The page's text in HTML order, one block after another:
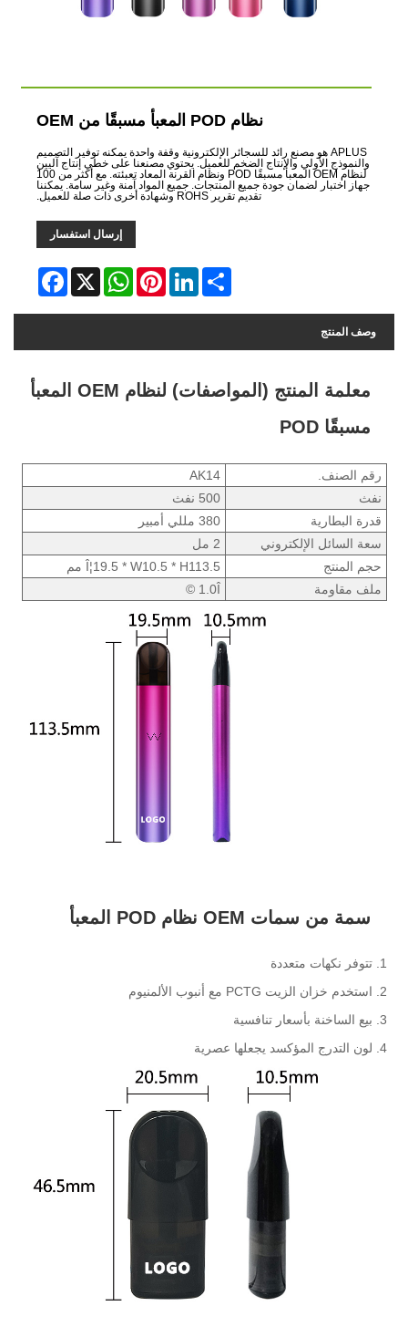
نظام POD المعبأ مسبقًا من OEM
APLUS هو مصنع رائد للسجائر الإلكترونية وقفة واحدة يمكنه توفير التصميم
والنموذج الأولي والإنتاج الضخم للعميل. يحتوي مصنعنا على خطي إنتاج آليين
لنظام OEM المعبأ مسبقًا POD ونظام القرنة المعاد تعبئته. مع أكثر من 100
جهاز اختبار لضمان جودة جميع المنتجات. جميع المواد آمنة وغير سامة. يمكننا
تقديم تقرير ROHS وشهادة أخرى ذات صلة للعميل.
إرسال استفسار
Facebook X
WhatsAppPinterestLinkedIn Share
وصف المنتج
معلمة المنتج (المواصفات) لنظام OEM المعبأ
مسبقًا POD
رقم الصنف.
AK14
نفث
500 نفث
قدرة البطارية
380 مللي أمبير
سعة السائل الإلكتروني
2 مل
حجم المنتج
Î¦19.5 * W10.5 * H113.5 مم
ملف مقاومة
1.0Î ©
سمة من سمات OEM نظام POD المعبأ
1. تتوفر نكهات متعددة
2. استخدم خزان الزيت PCTG مع أنبوب الألمنيوم
3. بيع الساخنة بأسعار تنافسية
4. لون التدرج المؤكسد يجعلها عصرية